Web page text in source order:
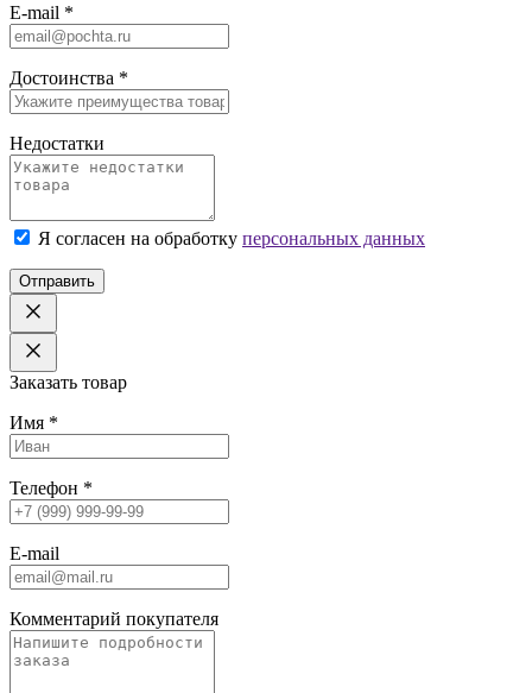
E-mail *
Достоинства *
Недостатки
Я согласен на обработку персональных данных
Отправить
Заказать товар
Имя *
Телефон *
E-mail
Комментарий покупателя